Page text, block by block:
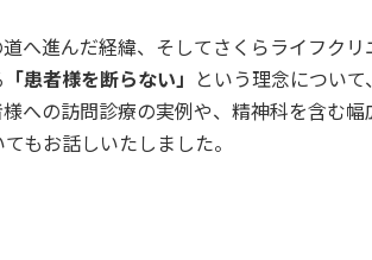
へ進んだ経緯、そしてさくらライフクリ
「患者様を断らない」
という理念について、
への訪問診療の実例や、精神科を含む幅
もお話しいたしました。